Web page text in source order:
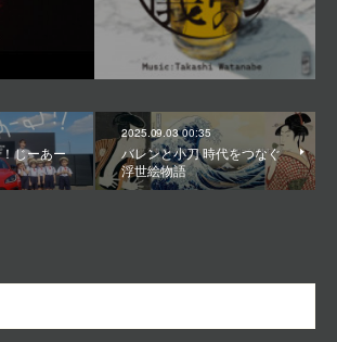
じーあー
2025.09.03 00:35
バレンと小刀 時代をつなぐ
浮世絵物語